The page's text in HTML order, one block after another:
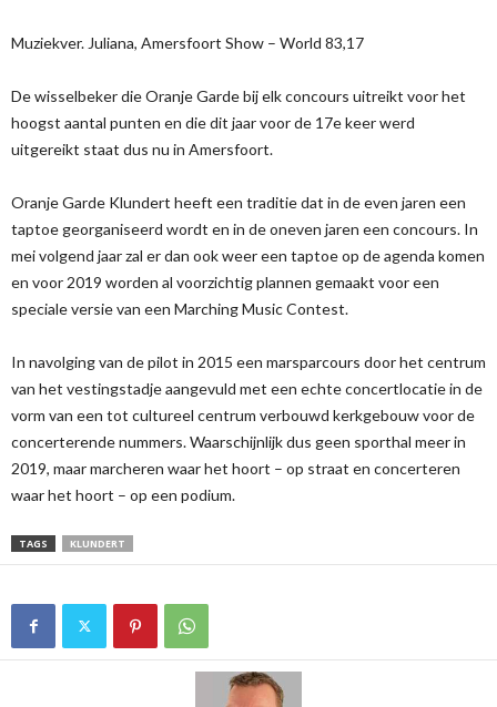
Muziekver. Juliana, Amersfoort Show – World 83,17
De wisselbeker die Oranje Garde bij elk concours uitreikt voor het
hoogst aantal punten en die dit jaar voor de 17e keer werd
uitgereikt staat dus nu in Amersfoort.
Oranje Garde Klundert heeft een traditie dat in de even jaren een
taptoe georganiseerd wordt en in de oneven jaren een concours. In
mei volgend jaar zal er dan ook weer een taptoe op de agenda komen
en voor 2019 worden al voorzichtig plannen gemaakt voor een
speciale versie van een Marching Music Contest.
In navolging van de pilot in 2015 een marsparcours door het centrum
van het vestingstadje aangevuld met een echte concertlocatie in de
vorm van een tot cultureel centrum verbouwd kerkgebouw voor de
concerterende nummers. Waarschijnlijk dus geen sporthal meer in
2019, maar marcheren waar het hoort – op straat en concerteren
waar het hoort – op een podium.
TAGS KLUNDERT